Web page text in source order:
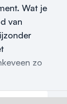
Wat je
van
zo